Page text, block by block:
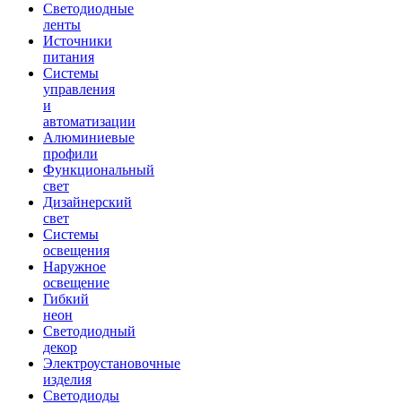
Светодиодные
ленты
Источники
питания
Системы
управления
и
автоматизации
Алюминиевые
профили
Функциональный
свет
Дизайнерский
свет
Системы
освещения
Наружное
освещение
Гибкий
неон
Светодиодный
декор
Электроустановочные
изделия
Светодиоды